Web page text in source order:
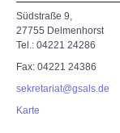
Südstraße 9,
27755 Delmenhorst
Tel.: 04221 24286
Fax: 04221 24386
sekretariat@gsals.de
Karte